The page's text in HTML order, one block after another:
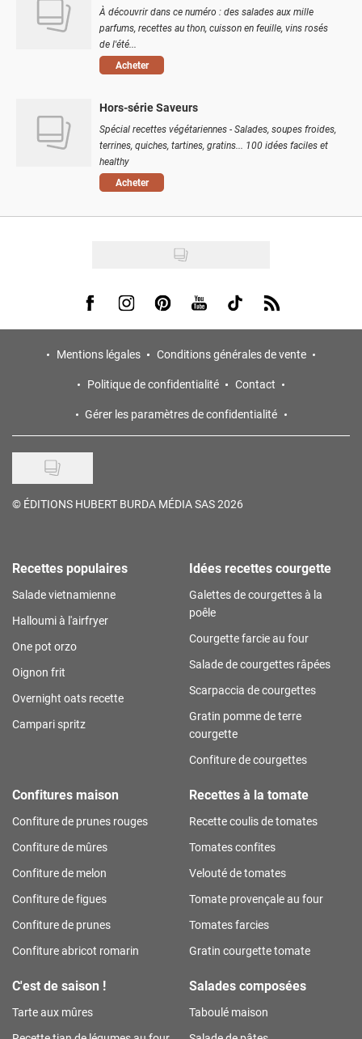
À découvrir dans ce numéro : des salades aux mille
parfums, recettes au thon, cuisson en feuille, vins rosés
de l'été...
Acheter
Hors-série Saveurs
Spécial recettes végétariennes - Salades, soupes froides,
terrines, quiches, tartines, gratins... 100 idées faciles et
healthy
Acheter
Visit us on Facebook
Visit us on Instagram
Visit us on Pinterest
Visit us on Youtube
Visit us on Tiktok
Visit us on Rss
Mentions légales
Conditions générales de vente
Politique de confidentialité
Contact
Gérer les paramètres de confidentialité
© ÉDITIONS HUBERT BURDA MÉDIA SAS 2026
Recettes populaires
Salade vietnamienne
Halloumi à l'airfryer
One pot orzo
Oignon frit
Overnight oats recette
Campari spritz
Idées recettes courgette
Galettes de courgettes à la
poêle
Courgette farcie au four
Salade de courgettes râpées
Scarpaccia de courgettes
Gratin pomme de terre
courgette
Confiture de courgettes
Confitures maison
Confiture de prunes rouges
Confiture de mûres
Confiture de melon
Confiture de figues
Confiture de prunes
Confiture abricot romarin
Recettes à la tomate
Recette coulis de tomates
Tomates confites
Velouté de tomates
Tomate provençale au four
Tomates farcies
Gratin courgette tomate
C'est de saison !
Tarte aux mûres
Salades composées
Taboulé maison